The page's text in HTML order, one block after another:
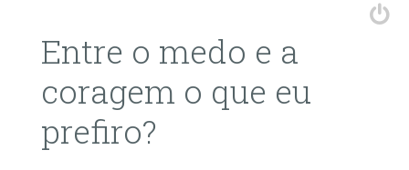
Entre o medo e a
coragem o que eu
prefiro?